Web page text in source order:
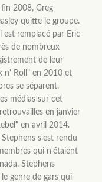
2008, Greg
quitte le groupe.
est remplacé par Eric
de nombreux
de leur
n' Roll" en 2010 et
se séparent.
médias sur cet
en janvier
en avril 2014.
s'est rendu
qui n'étaient
Stephens
genre de gars qui